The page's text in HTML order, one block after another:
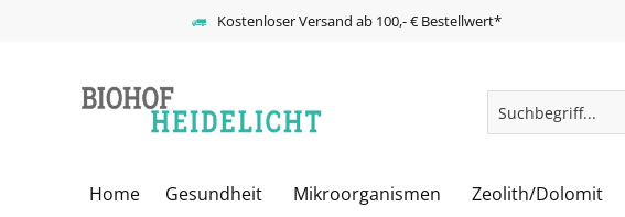
Kostenloser Versand ab 100,- € Bestellwert*
Home Gesundheit Mikroorganismen Zeolith/Dolomit